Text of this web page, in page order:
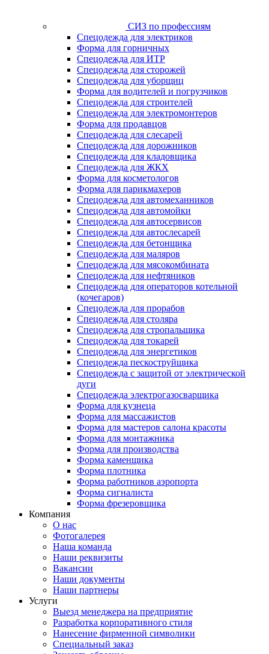
СИЗ по профессиям
Спецодежда для электриков
Форма для горничных
Спецодежда для ИТР
Спецодежда для сторожей
Спецодежда для уборщиц
Форма для водителей и погрузчиков
Спецодежда для строителей
Спецодежда для электромонтеров
Форма для продавцов
Спецодежда для слесарей
Спецодежда для дорожников
Спецодежда для кладовщика
Спецодежда для ЖКХ
Форма для косметологов
Форма для парикмахеров
Спецодежда для автомеханников
Спецодежда для автомойки
Спецодежда для автосервисов
Спецодежда для автослесарей
Спецодежда для бетонщика
Спецодежда для маляров
Спецодежда для мясокомбината
Спецодежда для нефтяников
Спецодежда для операторов котельной
(кочегаров)
Спецодежда для прорабов
Спецодежда для столяра
Спецодежда для стропальщика
Спецодежда для токарей
Спецодежда для энергетиков
Спецодежда пескоструйщика
Спецодежда с защитой от электрической
дуги
Спецодежда электрогазосварщика
Форма для кузнеца
Форма для массажистов
Форма для мастеров салона красоты
Форма для монтажника
Форма для производства
Форма каменщика
Форма плотника
Форма работников аэропорта
Форма сигналиста
Форма фрезеровщика
Компания
О нас
Фотогалерея
Наша команда
Наши реквизиты
Вакансии
Наши документы
Наши партнеры
Услуги
Выезд менеджера на предприятие
Разработка корпоративного стиля
Нанесение фирменной символики
Специальный заказ